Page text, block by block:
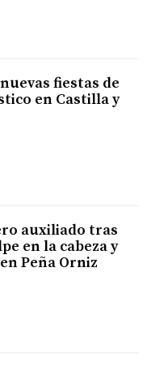
fiestas de
en Castilla y
auxiliado tras
en la cabeza y
Peña Orniz